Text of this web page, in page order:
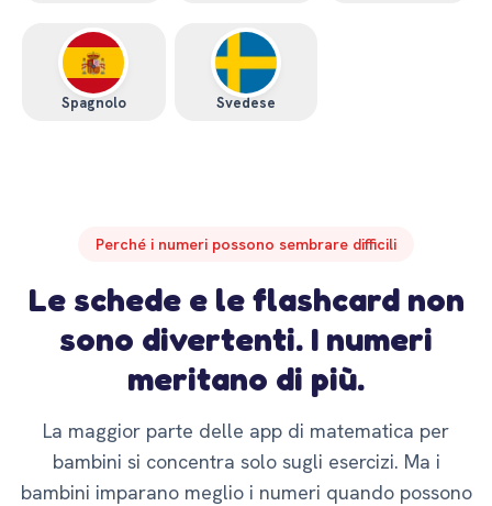
Spagnolo Svedese
Perché i numeri possono sembrare difficili
Le schede e le flashcard non
sono divertenti. I numeri
meritano di più.
La maggior parte delle app di matematica per
bambini si concentra solo sugli esercizi. Ma i
bambini imparano meglio i numeri quando possono